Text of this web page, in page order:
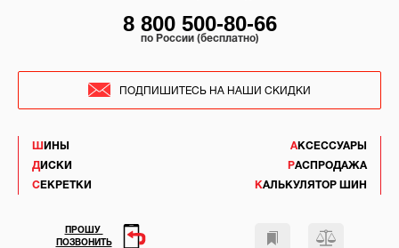
ШИНЫ
ДИСКИ
СЕКРЕТКИ
АКСЕССУАРЫ
РАСПРОДАЖА
КАЛЬКУЛЯТОР ШИН
8 800 500-80-66
по России (бесплатно)
ПОДПИШИТЕСЬ НА НАШИ СКИДКИ
ПРОШУ
ПОЗВОНИТЬ